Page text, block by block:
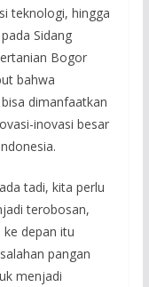
teknologi, hingga
Sidang
Bogor
bahwa
dimanfaatkan
inovasi besar
tadi, kita perlu
terobosan,
depan itu
pangan
menjadi